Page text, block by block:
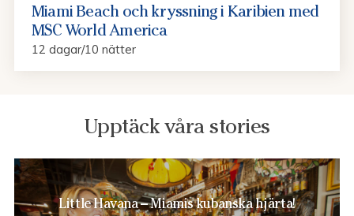
Miami Beach och kryssning i Karibien med
MSC World America
12 dagar/10 nätter
Upptäck våra stories
Little Havana – Miamis kubanska hjärta!